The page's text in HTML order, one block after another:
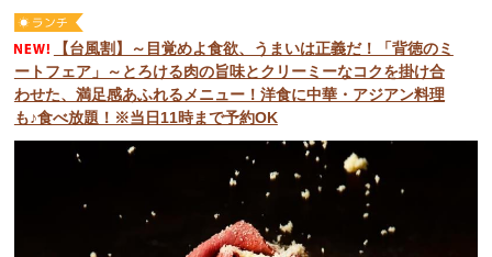
【台風割】～目覚めよ食欲、うまいは正義だ！「背徳のミ
ートフェア」～とろける肉の旨味とクリーミーなコクを掛け合
わせた、満足感あふれるメニュー！洋食に中華・アジアン料理
も♪食べ放題！※当日11時まで予約OK